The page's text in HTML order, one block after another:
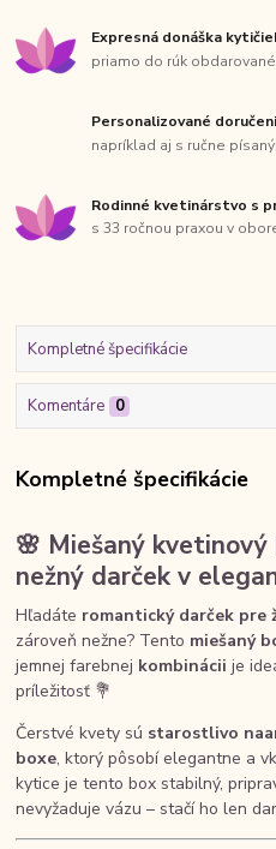
Expresná donáška
priamo do rúk
Personalizované
napríklad aj s ručne
Rodinné kvetinárstvo s
s 33 ročnou praxou v
Kompletné špecifikácie
Komentáre 0
Kompletné špecifikácie
🌸 Miešaný kvetinový
nežný darček v
Hľadáte romantický darček pre
zároveň nežne? Tento miešaný
jemnej farebnej kombinácii je
príležitosť 💐
Čerstvé kvety sú starostlivo
boxe, ktorý pôsobí elegantne a
kytice je tento box stabilný,
nevyžaduje vázu – stačí ho len